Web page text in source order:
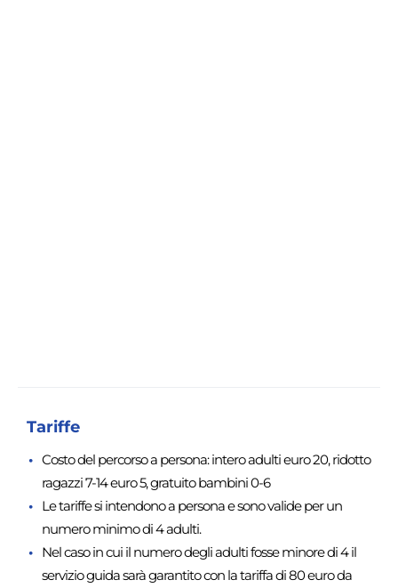
Tariffe
Costo del percorso a persona: intero adulti euro 20, ridotto
ragazzi 7-14 euro 5, gratuito bambini 0-6
Le tariffe si intendono a persona e sono valide per un
numero minimo di 4 adulti.
Nel caso in cui il numero degli adulti fosse minore di 4 il
servizio guida sarà garantito con la tariffa di 80 euro da